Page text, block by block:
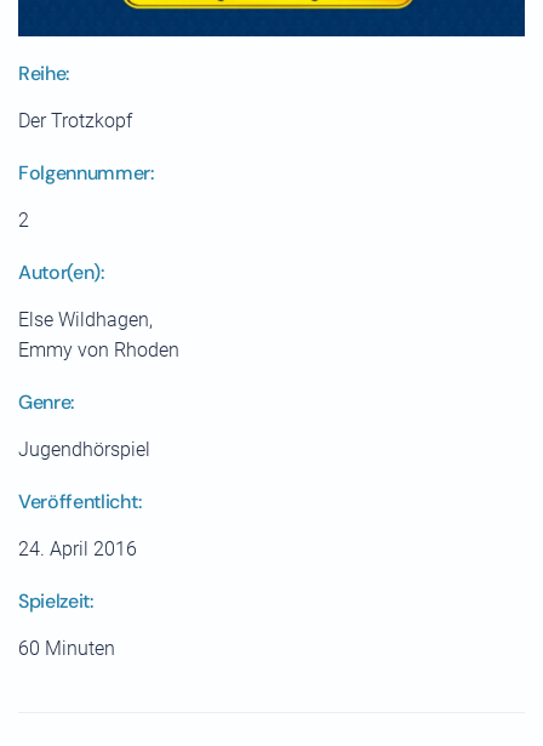
Reihe:
Der Trotzkopf
Folgennummer:
2
Autor(en):
Else Wildhagen,
Emmy von Rhoden
Genre:
Jugendhörspiel
Veröffentlicht:
24. April 2016
Spielzeit:
60 Minuten